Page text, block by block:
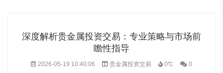
深度解析贵金属投资交易：专业策略与市场前
瞻性指导
2026-05-19 10:40:06 贵金属投资交易 0℃ 0